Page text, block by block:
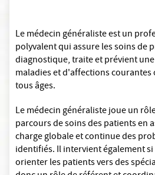
Le médecin généraliste est un
polyvalent qui assure les soins de
diagnostique, traite et prévient
maladies et d'affections courantes
tous âges.
Le médecin généraliste joue un
parcours de soins des patients en
charge globale et continue des
identifiés. Il intervient également
orienter les patients vers des